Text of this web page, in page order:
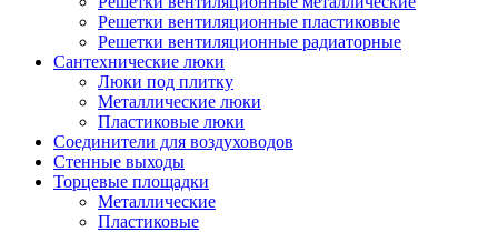
Решетки вентиляционные пластиковые
Решетки вентиляционные радиаторные
Сантехнические люки
Люки под плитку
Металлические люки
Пластиковые люки
Соединители для воздуховодов
Стенные выходы
Торцевые площадки
Металлические
Пластиковые